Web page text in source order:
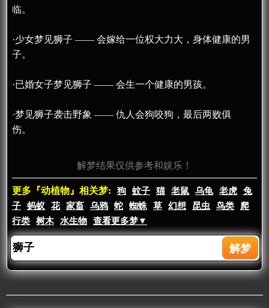
临。
·少女梦见狮子 —— 会嫁给一位权大力大，身体健康的男
子。
·已婚女子梦见狮子 —— 会生一个健康的男孩。
·梦见狮子袭击野象 —— 仇人会狗咬狗，最后两败俱
伤。
解梦结果仅供参考和娱乐！
更多『动植物』相关梦: 狗 蚊子 猫 老鼠 乌龟 老虎
兔
子
蚂蚁 花 家畜 乌鸦 蛇 蜘蛛 草 幻想 昆虫 鸟类
爬
行类
树木 水生物 查看更多梦▼